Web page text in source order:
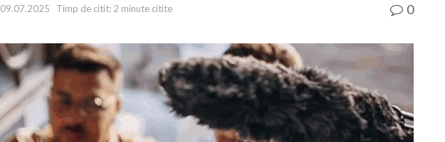
09.07.2025 Timp de citit: 2 minute citite 0